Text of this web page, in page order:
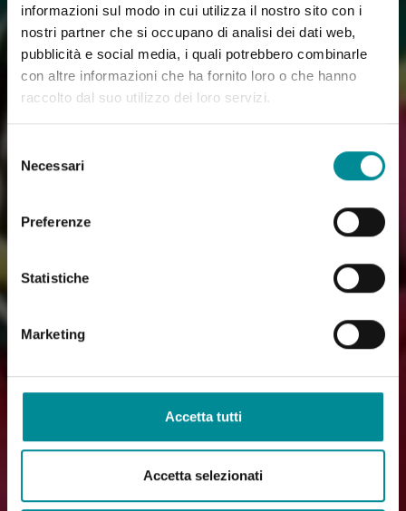
informazioni sul modo in cui utilizza il nostro sito con i
nostri partner che si occupano di analisi dei dati web,
pubblicità e social media, i quali potrebbero combinarle
con altre informazioni che ha fornito loro o che hanno
raccolto dal suo utilizzo dei loro servizi.
delNecessari
Preferenze
Statistiche
Marketing
Accetta tutti
Accetta selezionati